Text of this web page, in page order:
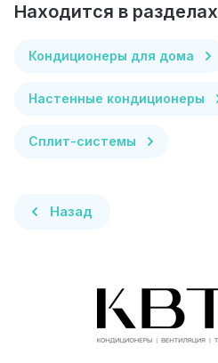
Находится в разделах
Кондиционеры для дома
Настенные кондиционеры
Сплит-системы
Назад